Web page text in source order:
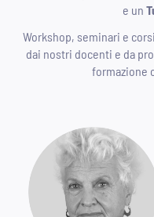
e un
Workshop, seminari e
dai nostri docenti e da
formazione